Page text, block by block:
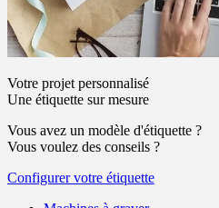
Votre projet personnalisé
Une étiquette sur mesure
Vous avez un modèle d'étiquette ?
Vous voulez des conseils ?
Configurer votre étiquette